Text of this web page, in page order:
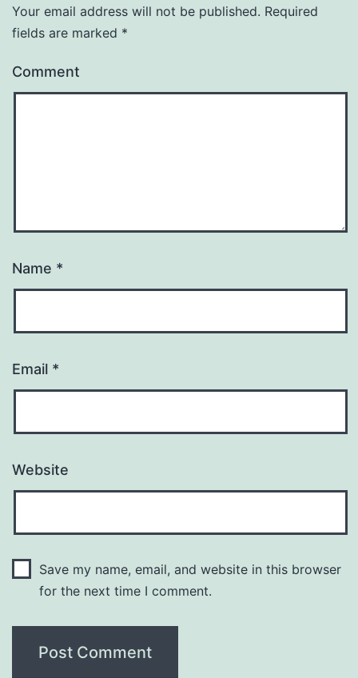
Your email address will not be published. Required
fields are marked *
Comment
Name *
Email *
Website
Save my name, email, and website in this browser
for the next time I comment.